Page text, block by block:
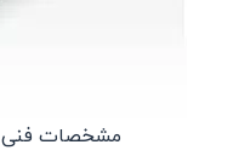
مشخصات فنی